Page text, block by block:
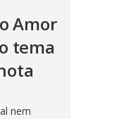
Amor
tema
nem